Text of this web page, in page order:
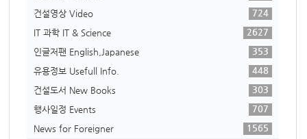
건설영상 Video
724
IT 과학 IT & Science
2627
인글저팬 English,Japanese
353
유용정보 Usefull Info.
448
건설도서 New Books
303
행사일정 Events
707
News for Foreigner
1565